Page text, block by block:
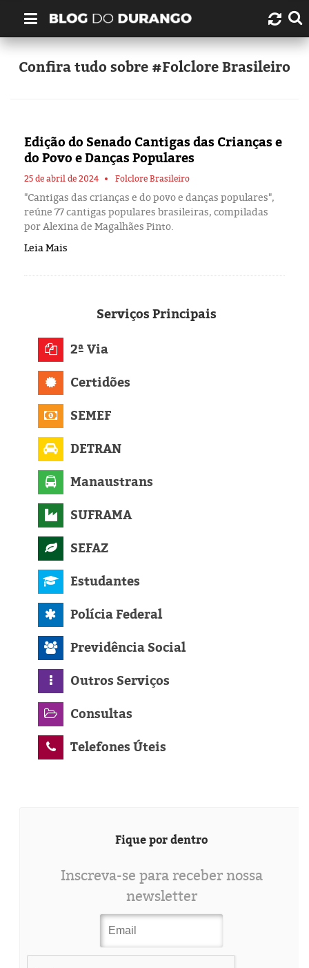
Quem é Durango Duarte?
Artigos
Amazonas
História
Eleições 2024
Política
Confira tudo sobre #Folclore Brasileiro
Edição do Senado Cantigas das Crianças e
do Povo e Danças Populares
25 de abril de 2024 Folclore Brasileiro
"Cantigas das crianças e do povo e danças populares",
reúne 77 cantigas populares brasileiras, compiladas
por Alexina de Magalhães Pinto.
Leia Mais
ServiçosPrincipais
2ª Via
Certidões
SEMEF
DETRAN
Manaustrans
SUFRAMA
SEFAZ
Estudantes
Polícia Federal
Previdência Social
Outros Serviços
Consultas
Telefones Úteis
Fique por dentro
Inscreva-se para receber nossa
newsletter